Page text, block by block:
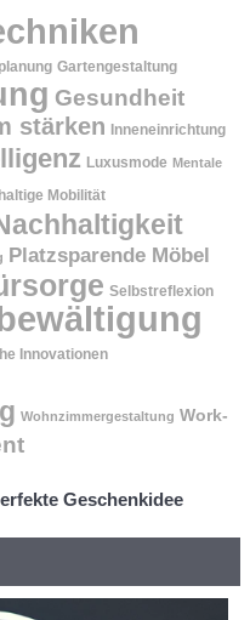
Gartengestaltung
Gesundheit
stärken Inneneinrichtung
Luxusmode Mentale
Mobilität
Platzsparende Möbel
Selbstreflexion
Innovationen
Wohnzimmergestaltung Work-
Geschenkidee